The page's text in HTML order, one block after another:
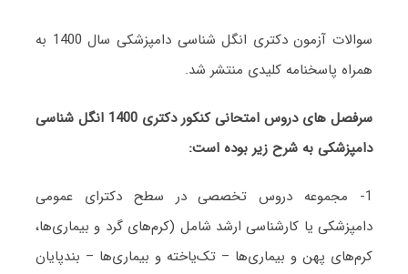
سوالات آزمون دکتری انگل‌ شناسی دامپزشکی سال 1400 به
همراه پاسخنامه کلیدی منتشر شد.
سرفصل های دروس امتحانی کنکور دکتری 1400 انگل‌ شناسی
دامپزشکی به شرح زیر بوده است:
1- مجموعه دروس تخصصی در سطح دکترای عمومی
دامپزشکی یا کارشناسی ارشد شامل (کرم‌های گرد و بیماری‌ها،
کرم‌های پهن و بیماری‌ها – تک‌یاخته و بیماری‌ها – بندپایان